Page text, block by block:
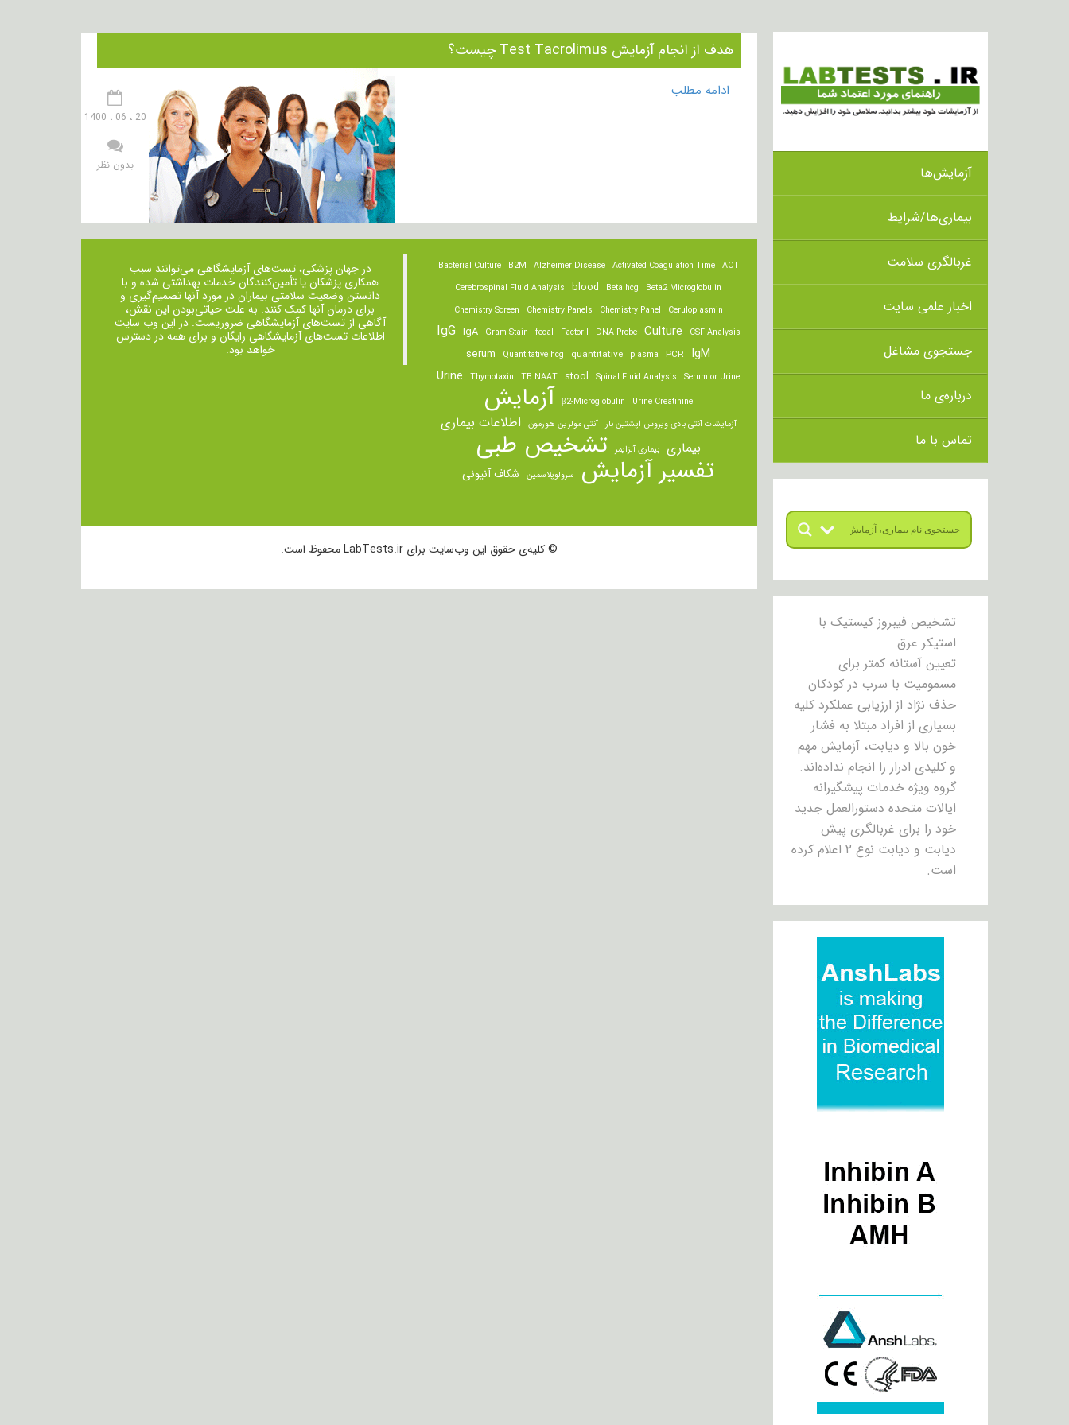
آزمایش‌ها
بیماری‌ها/شرایط
غربالگری سلامت
اخبار علمی سایت
جستجوی مشاغل
درباره‌ی ما
تماس با ما
تشخیص فیبروز کیستیک با
استیکر عرق
تعیین آستانه کمتر برای
مسمومیت با سرب در کودکان
حذف نژاد از ارزیابی عملکرد کلیه
بسیاری از افراد مبتلا به فشار
خون بالا و دیابت، آزمایش مهم
و کلیدی ادرار را انجام نداده‌اند.
گروه ویژه خدمات پیشگیرانه
ایالات متحده دستورالعمل جدید
خود را برای غربالگری پیش
دیابت و دیابت نوع ۲ اعلام کرده
است.
هدف از انجام آزمایش Test Tacrolimus چیست؟
20 ، 06 ، 1400
بدون نظر
ادامه مطلب
ACT
Activated Coagulation Time
Alzheimer Disease
B2M
Bacterial Culture
Beta2 Microglobulin
Beta hcg
blood
Cerebrospinal Fluid Analysis
Ceruloplasmin
Chemistry Panel
Chemistry Panels
Chemistry Screen
CSF Analysis
Culture
DNA Probe
Factor I
fecal
Gram Stain
IgA
IgG
IgM
PCR
plasma
quantitative
Quantitative hcg
serum
Serum or Urine
Spinal Fluid Analysis
stool
TB NAAT
Thymotaxin
Urine
Urine Creatinine
β2-Microglobulin آزمایش
آزمایشات آنتی بادی ویروس اپشتین بار آنتی مولرین هورمون اطلاعات بیماری
بیماری بیماری آلزایمر تشخیص طبی
تفسیر آزمایش سرولوپلاسمین شکاف آنیونی
در جهان پزشکی، تست‌های آزمایشگاهی می‌توانند سبب
همکاری پزشکان یا تأمین‌کنندگان خدمات بهداشتی شده و با
دانستن وضعیت سلامتی بیماران در مورد آنها تصمیم‌گیری و
برای درمان ‌آنها کمک کنند. به علت حیاتی‌بودن این نقش،
آگاهی از تست‌های آزمایشگاهی ضروریست. در این وب سایت
اطلاعات تست‌های آزمایشگاهی رایگان و برای همه در دسترس
خواهد بود.
© کلیه‌ی حقوق این وب‌سایت برای LabTests.ir محفوظ است.